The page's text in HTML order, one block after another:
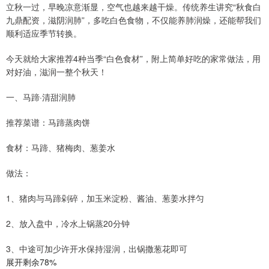
立秋一过，早晚凉意渐显，空气也越来越干燥。传统养生讲究“秋食白
九鼎配资，滋阴润肺”，多吃白色食物，不仅能养肺润燥，还能帮我们
顺利适应季节转换。
今天就给大家推荐4种当季“白色食材”，附上简单好吃的家常做法，用
对好油，滋润一整个秋天！
一、马蹄·清甜润肺
推荐菜谱：马蹄蒸肉饼
食材：马蹄、猪梅肉、葱姜水
做法：
1、猪肉与马蹄剁碎，加玉米淀粉、酱油、葱姜水拌匀
2、放入盘中，冷水上锅蒸20分钟
3、中途可加少许开水保持湿润，出锅撒葱花即可
展开剩余78%